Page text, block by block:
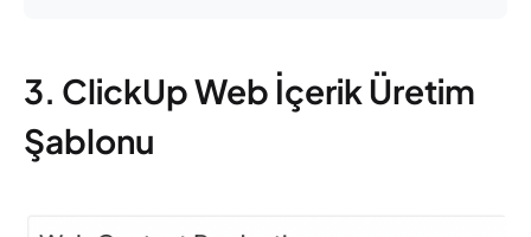
3. ClickUp Web İçerik Üretim
Şablonu